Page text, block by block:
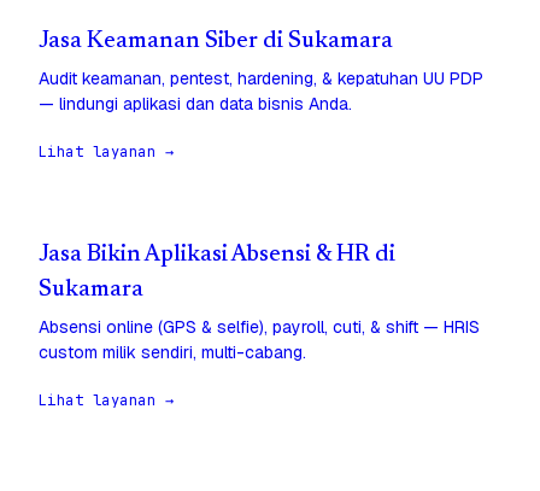
Jasa Keamanan Siber di Sukamara
Audit keamanan, pentest, hardening, & kepatuhan UU PDP
— lindungi aplikasi dan data bisnis Anda.
Lihat layanan →
Jasa Bikin Aplikasi Absensi & HR di
Sukamara
Absensi online (GPS & selfie), payroll, cuti, & shift — HRIS
custom milik sendiri, multi-cabang.
Lihat layanan →